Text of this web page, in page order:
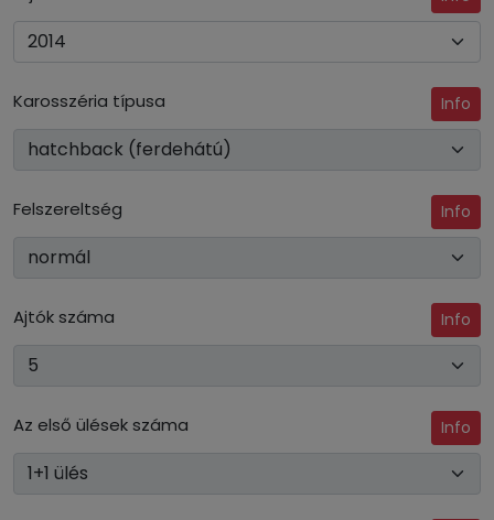
Karosszéria típusa Info
Felszereltség Info
Ajtók száma Info
Az első ülések száma Info